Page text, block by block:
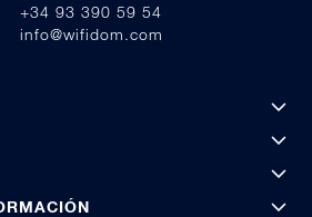
+34 93 390 59 54
info@wifidom.com